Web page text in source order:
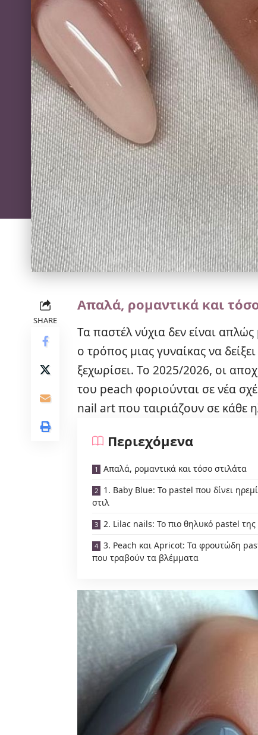
SHARE
Απαλά, ρομαντικά και
Τα παστέλ νύχια δεν είναι
ο τρόπος μιας γυναίκας να
ξεχωρίσει. Το 2025/2026, οι
του peach φοριούνται σε νέα
nail art που ταιριάζουν σε κάθε
Περιεχόμενα
Απαλά, ρομαντικά και τόσο στιλάτα
1. Baby Blue: Το pastel που δίνει
στιλ
2. Lilac nails: Το πιο θηλυκό pastel της
3. Peach και Apricot: Τα φρουτώδη
που τραβούν τα βλέμματα